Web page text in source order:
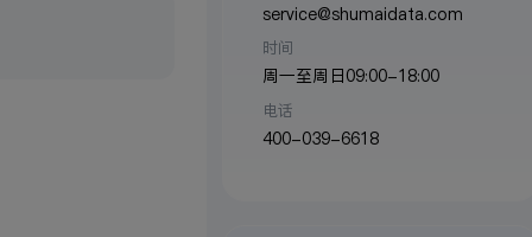
service@shumaidata.com
时间
周一至周日09:00-18:00
电话
400-039-6618